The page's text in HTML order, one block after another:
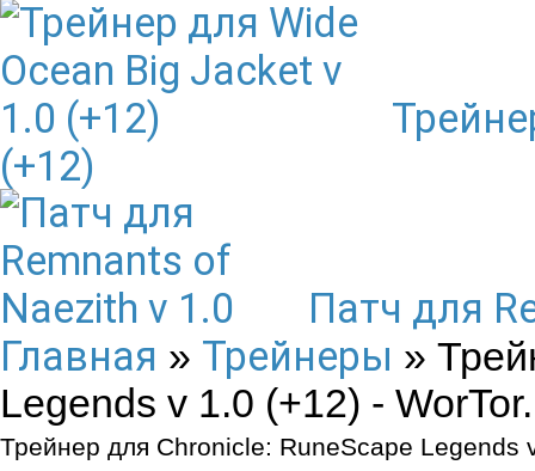
(+12)
Патч для
Главная » Трейнеры »
Legends v 1.0 (+12) -
Трейнер для Chronicle: RuneScape Legends